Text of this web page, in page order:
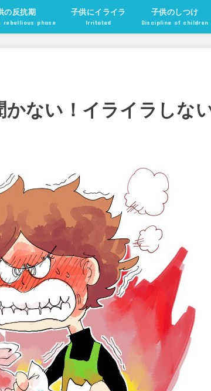
の反抗期
rebellious phase
子供にイライラ
Irritated
子供のしつけ
Discipline of children
ない！イライラしな